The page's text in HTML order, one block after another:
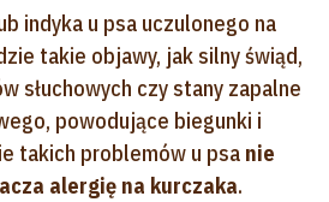
indyka u psa uczulonego na
takie objawy, jak silny świąd,
słuchowych czy stany zapalne
powodujące biegunki i
takich problemów u psa nie
alergię na kurczaka.